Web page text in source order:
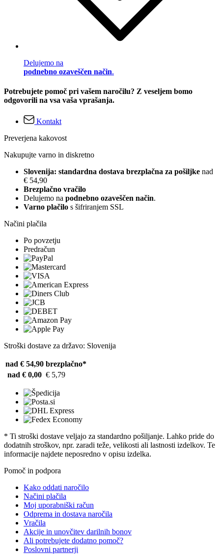
Delujemo na
podnebno ozaveščen način.
Potrebujete pomoč pri vašem naročilu? Z veseljem bomo
odgovorili na vsa vaša vprašanja.
Kontakt
Preverjena kakovost
Nakupujte varno in diskretno
Slovenija: standardna dostava brezplačna za pošiljke nad
€ 54,90
Brezplačno vračilo
Delujemo na podnebno ozaveščen način.
Varno plačilo s šifriranjem SSL
Načini plačila
Po povzetju
Predračun
Stroški dostave za državo: Slovenija
nad € 54,90 brezplačno*
nad € 0,00 € 5,79
* Ti stroški dostave veljajo za standardno pošiljanje. Lahko pride do
dodatnih stroškov, npr. zaradi teže, velikosti ali lastnosti izdelkov. Te
informacije najdete neposredno v opisu izdelka.
Pomoč in podpora
Kako oddati naročilo
Načini plačila
Moj uporabniški račun
Odprema in dostava naročila
Vračila
Akcije in unovčitev darilnih bonov
Ali potrebujete dodatno pomoč?
Poslovni partnerji